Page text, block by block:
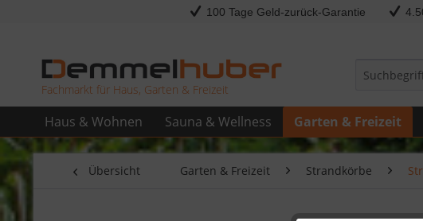
100 Tage Geld-zurück-Garantie
Fachmarkt für Haus, Garten & Freizeit
Haus & Wohnen Sauna & Wellness Garten & Freizeit
Übersicht Garten & Freizeit Strandkörbe